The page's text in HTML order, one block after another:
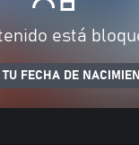
está
TU FECHA DE